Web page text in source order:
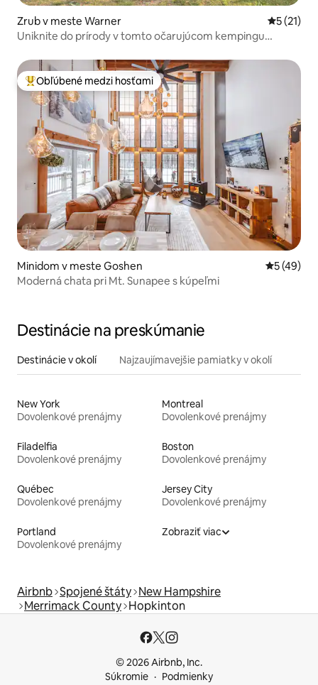
Zrub v meste Warner
5 (21)
Uniknite do prírody v tomto očarujúcom kempingu
Najobľúbenejšie medzi hosťami
Obľúbené medzi hosťami
Minidom v meste Goshen
5 (49)
Moderná chata pri Mt. Sunapee s kúpeľmi
Destinácie na preskúmanie
Destinácie v okolí Najzaujímavejšie pamiatky v okolí
New York
Dovolenkové prenájmy
Montreal
Dovolenkové prenájmy
Filadelfia
Dovolenkové prenájmy
Boston
Dovolenkové prenájmy
Québec
Dovolenkové prenájmy
Jersey City
Dovolenkové prenájmy
Portland
Dovolenkové prenájmy
Zobraziť viac
Airbnb Spojené štáty New Hampshire
Merrimack County Hopkinton
© 2026 Airbnb, Inc.
Súkromie
Podmienky